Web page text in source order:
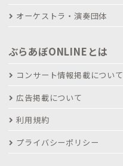
オーケストラ・演奏団体
ぶらあぼONLINEとは
コンサート情報掲載について
広告掲載について
利用規約
プライバシーポリシー